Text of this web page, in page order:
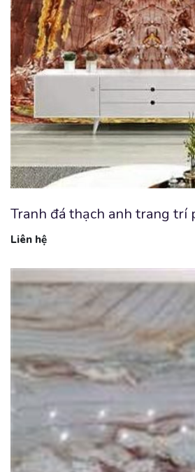
Tranh đá thạch anh trang trí
Liên hệ